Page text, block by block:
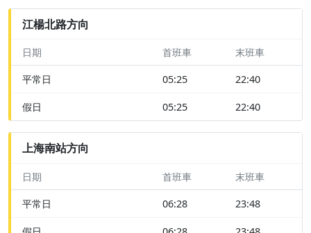
江楊北路方向
日期 首班車 末班車
平常日 05:25 22:40
假日 05:25 22:40
上海南站方向
日期 首班車 末班車
平常日 06:28 23:48